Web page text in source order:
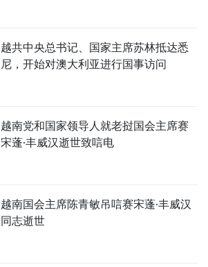
越共中央总书记、国家主席苏林抵达悉
尼，开始对澳大利亚进行国事访问
越南党和国家领导人就老挝国会主席赛
宋蓬·丰威汉逝世致唁电
越南国会主席陈青敏吊唁赛宋蓬·丰威汉
同志逝世